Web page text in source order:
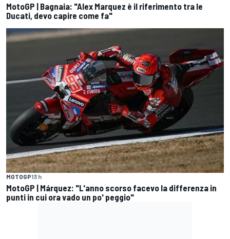
MotoGP | Bagnaia: "Alex Marquez è il riferimento tra le
Ducati, devo capire come fa"
MOTOGP13 h
MotoGP | Márquez: "L'anno scorso facevo la differenza in
punti in cui ora vado un po' peggio"